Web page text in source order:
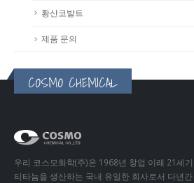
황산코발트
제품 문의
COSMO CHEMICAL
우리 코스모화학(주)은 1968년 창업 이래 21세
티타늄을 생산하는 국내 유일한 회사로서 다년